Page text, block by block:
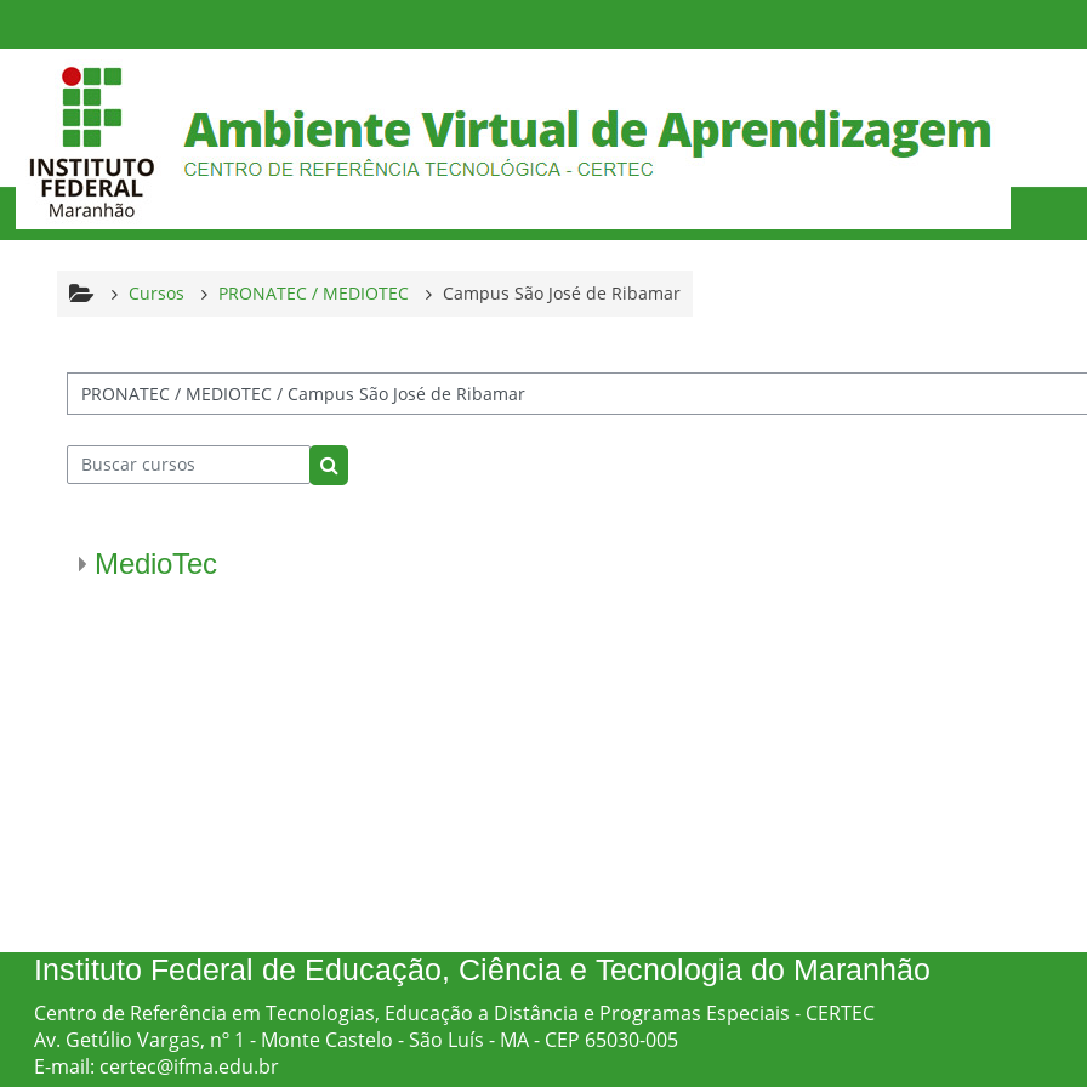
Cursos PRONATEC / MEDIOTEC Campus São José de Ribamar
de Cursos
Buscar cursos
Buscar cursos
MedioTec
Instituto Federal de Educação, Ciência e Tecnologia do Maranhão
Centro de Referência em Tecnologias, Educação a Distância e Programas Especiais - CERTEC
Av. Getúlio Vargas, nº 1 - Monte Castelo - São Luís - MA - CEP 65030-005
E-mail: certec@ifma.edu.br